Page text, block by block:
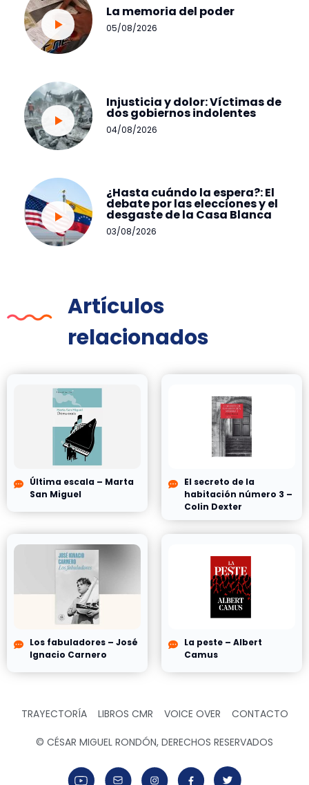
La memoria del poder
05/08/2026
Injusticia y dolor: Víctimas de
dos gobiernos indolentes
04/08/2026
¿Hasta cuándo la espera?: El
debate por las elecciones y el
desgaste de la Casa Blanca
03/08/2026
Artículos
relacionados
Última escala – Marta
San Miguel
El secreto de la
habitación número 3 –
Colin Dexter
Los fabuladores – José
Ignacio Carnero
La peste – Albert
Camus
TRAYECTORÍA LIBROS CMR VOICE OVER CONTACTO
© CÉSAR MIGUEL RONDÓN, DERECHOS RESERVADOS